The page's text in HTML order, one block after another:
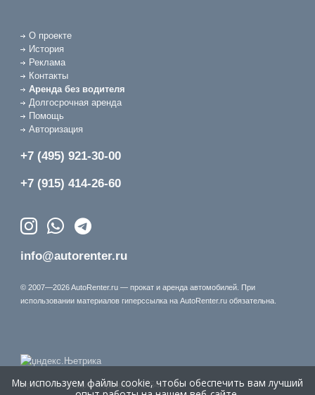
О проекте
История
Реклама
Контакты
Аренда без водителя
Долгосрочная аренда
Помощь
Авторизация
+7 (495) 921-30-00
+7 (915) 414-26-60
info@autorenter.ru
© 2007—2026 AutoRenter.ru — прокат и аренда автомобилей. При
использовании материалов гиперссылка на AutoRenter.ru обязательна.
Время генерации страницы: 3.544 сек.
Мы используем файлы cookie, чтобы обеспечить вам лучший